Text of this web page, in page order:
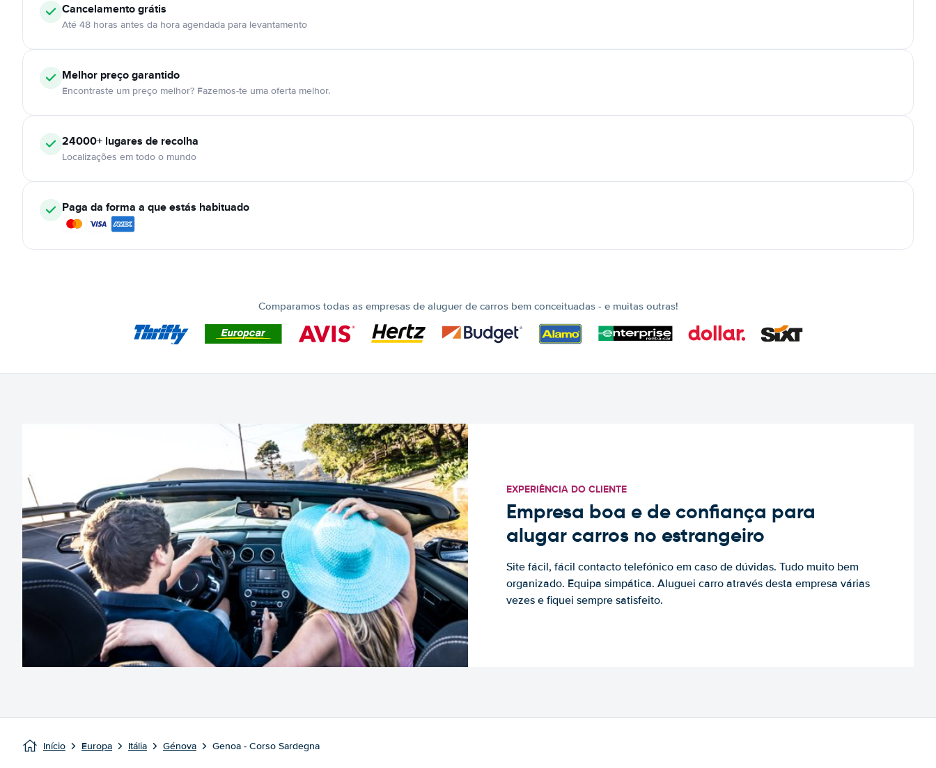
Cancelamentográtis
Até 48 horas antes da hora agendada para levantamento
Melhor preço garantido
Encontraste um preço melhor? Fazemos-te uma oferta melhor.
24000+ lugares de recolha
Localizações em todo o mundo
Paga da forma a que estás habituado
Comparamos todas as empresas de aluguer de carros bem conceituadas - e muitas outras!
EXPERIÊNCIA DO CLIENTE
Empresa boa e de confiança para
alugar carros no estrangeiro
Site fácil, fácil contacto telefónico em caso de dúvidas. Tudo muito bem
organizado. Equipa simpática. Aluguei carro através desta empresa várias
vezes e fiquei sempre satisfeito.
Início Europa Itália Génova Genoa - Corso Sardegna